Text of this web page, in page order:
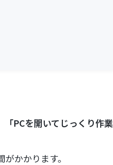
「PCを開いてじっくり作業
かかります。